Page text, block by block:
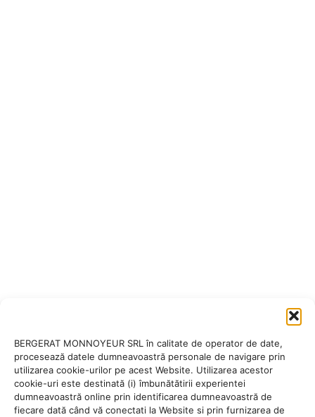
BERGERAT MONNOYEUR SRL în calitate de operator de date,
procesează datele dumneavoastră personale de navigare prin
utilizarea cookie-urilor pe acest Website. Utilizarea acestor
cookie-uri este destinată (i) îmbunătătirii experientei
dumneavoastră online prin identificarea dumneavoastră de
fiecare dată când vă conectati la Website si prin furnizarea de